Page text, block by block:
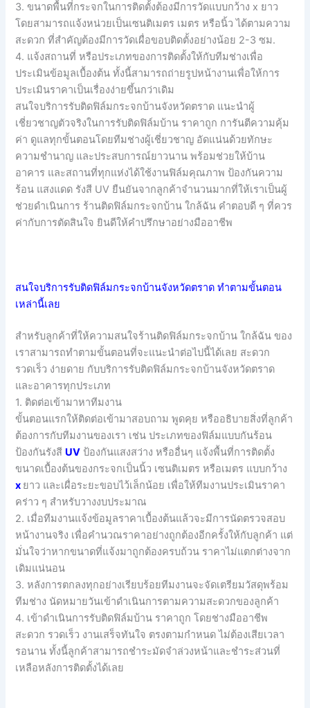
3. ขนาดพื้นที่กระจกในการติดตั้งต้องมีการวัดแบบกว้าง x ยาว
โดยสามารถแจ้งหน่วยเป็นเซนติเมตร เมตร หรือนิ้ว ได้ตามความ
สะดวก ที่สำคัญต้องมีการวัดเผื่อขอบติดตั้งอย่างน้อย 2-3 ซม.
4. แจ้งสถานที่ หรือประเภทของการติดตั้งให้กับทีมช่างเพื่อ
ประเมินข้อมูลเบื้องต้น ทั้งนี้สามารถถ่ายรูปหน้างานเพื่อให้การ
ประเมินราคาเป็นเรื่องง่ายขึ้นกว่าเดิม
สนใจบริการรับติดฟิล์มกระจกบ้านจังหวัดตราด แนะนำผู้
เชี่ยวชาญตัวจริงในการรับติดฟิล์มบ้าน ราคาถูก การันตีความคุ้ม
ค่า ดูแลทุกขั้นตอนโดยทีมช่างผู้เชี่ยวชาญ อัดแน่นด้วยทักษะ
ความชำนาญ และประสบการณ์ยาวนาน พร้อมช่วยให้บ้าน
อาคาร และสถานที่ทุกแห่งได้ใช้งานฟิล์มคุณภาพ ป้องกันความ
ร้อน แสงแดด รังสี UV ยืนยันจากลูกค้าจำนวนมากที่ให้เราเป็นผู้
ช่วยดำเนินการ ร้านติดฟิล์มกระจกบ้าน ใกล้ฉัน คำตอบดี ๆ ที่ควร
ค่ากับการตัดสินใจ ยินดีให้คำปรึกษาอย่างมืออาชีพ
สนใจบริการรับติดฟิล์มกระจกบ้านจังหวัดตราด ทำตามขั้นตอน
เหล่านี้เลย
สำหรับลูกค้าที่ให้ความสนใจร้านติดฟิล์มกระจกบ้าน ใกล้ฉัน ของ
เราสามารถทำตามขั้นตอนที่จะแนะนำต่อไปนี้ได้เลย สะดวก
รวดเร็ว ง่ายดาย กับบริการรับติดฟิล์มกระจกบ้านจังหวัดตราด
และอาคารทุกประเภท
1. ติดต่อเข้ามาหาทีมงาน
ขั้นตอนแรกให้ติดต่อเข้ามาสอบถาม พูดคุย หรืออธิบายสิ่งที่ลูกค้า
ต้องการกับทีมงานของเรา เช่น ประเภทของฟิล์มแบบกันร้อน
ป้องกันรังสี UV ป้องกันแสงสว่าง หรืออื่นๆ แจ้งพื้นที่การติดตั้ง
ขนาดเบื้องต้นของกระจกเป็นนิ้ว เซนติเมตร หรือเมตร แบบกว้าง
x ยาว และเผื่อระยะขอบไว้เล็กน้อย เพื่อให้ทีมงานประเมินราคา
คร่าว ๆ สำหรับวางงบประมาณ
2. เมื่อทีมงานแจ้งข้อมูลราคาเบื้องต้นแล้วจะมีการนัดตรวจสอบ
หน้างานจริง เพื่อคำนวณราคาอย่างถูกต้องอีกครั้งให้กับลูกค้า แต่
มั่นใจว่าหากขนาดที่แจ้งมาถูกต้องครบถ้วน ราคาไม่แตกต่างจาก
เดิมแน่นอน
3. หลังการตกลงทุกอย่างเรียบร้อยทีมงานจะจัดเตรียมวัสดุพร้อม
ทีมช่าง นัดหมายวันเข้าดำเนินการตามความสะดวกของลูกค้า
4. เข้าดำเนินการรับติดฟิล์มบ้าน ราคาถูก โดยช่างมืออาชีพ
สะดวก รวดเร็ว งานเสร็จทันใจ ตรงตามกำหนด ไม่ต้องเสียเวลา
รอนาน ทั้งนี้ลูกค้าสามารถชำระมัดจำล่วงหน้าและชำระส่วนที่
เหลือหลังการติดตั้งได้เลย